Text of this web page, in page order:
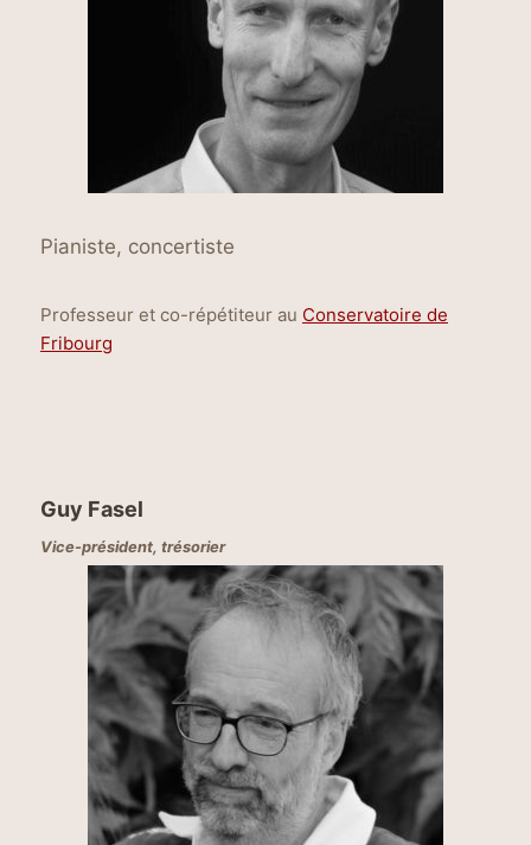
Pianiste, concertiste
Professeur et co-répétiteur au Conservatoire de
Fribourg
Guy Fasel
Vice-président, trésorier